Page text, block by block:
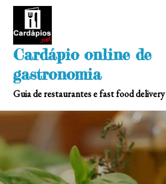
Skip
Cardápio online de
gastronomia
Guia de restaurantes e fast food delivery